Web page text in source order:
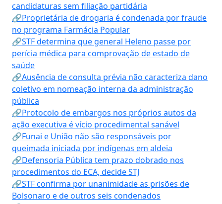
candidaturas sem filiação partidária
🔗Proprietária de drogaria é condenada por fraude
no programa Farmácia Popular
🔗STF determina que general Heleno passe por
perícia médica para comprovação de estado de
saúde
🔗Ausência de consulta prévia não caracteriza dano
coletivo em nomeação interna da administração
pública
🔗Protocolo de embargos nos próprios autos da
ação executiva é vício procedimental sanável
🔗Funai e União não são responsáveis por
queimada iniciada por indígenas em aldeia
🔗Defensoria Pública tem prazo dobrado nos
procedimentos do ECA, decide STJ
🔗STF confirma por unanimidade as prisões de
Bolsonaro e de outros seis condenados